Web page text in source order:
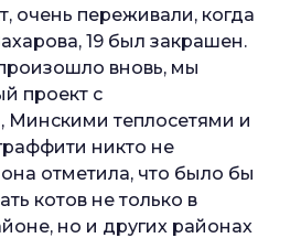
очень переживали, когда
19 был закрашен.
вновь, мы
проект с
Минскими теплосетями и
никто не
отметила, что было бы
котов не только в
но и других районах